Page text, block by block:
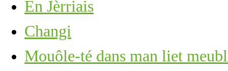
En Jèrriais
Changi
Mouôle-té dans man liet